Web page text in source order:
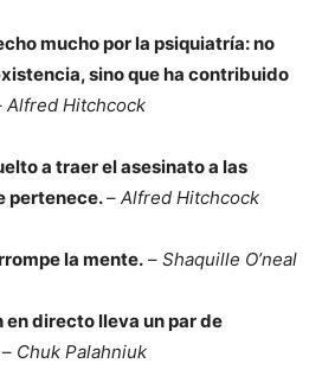
mucho por la psiquiatría: no
sino que ha contribuido
Alfred Hitchcock
a traer el asesinato a las
pertenece.– Alfred Hitchcock
la mente. – Shaquille O’neal
en directo lleva un par de
– Chuk Palahniuk